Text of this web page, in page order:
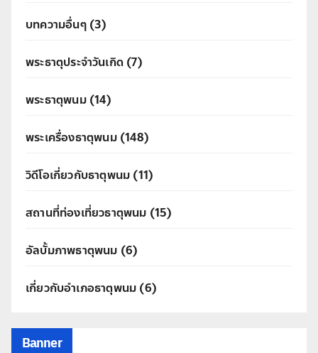
บทความอื่นๆ(3)
พระธาตุประจำวันเกิด (7)
พระธาตุพนม(14)
พระเครื่องธาตุพนม(148)
วิดีโอเกี่ยวกับธาตุพนม (11)
สถานที่ท่องเที่ยวธาตุพนม (15)
อัลบั้มภาพธาตุพนม (6)
เกี่ยวกับอำเภอธาตุพนม (6)
Banner